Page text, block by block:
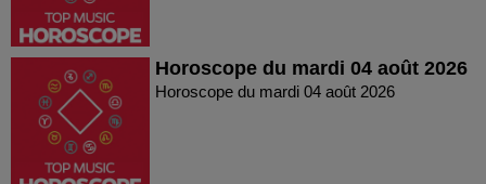
Horoscope du mardi 04 août 2026
Horoscope du mardi 04 août 2026